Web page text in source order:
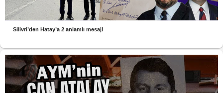
Silivri’den Hatay’a 2 anlamlı mesaj!